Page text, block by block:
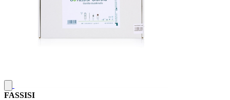
FASSISI